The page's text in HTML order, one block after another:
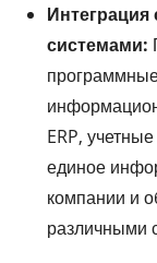
системами:
ERP,
единое
компании и
различными